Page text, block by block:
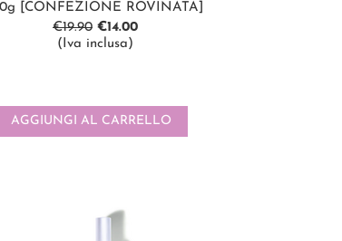
[CONFEZIONE ROVINATA]
€19.90 €14.00
(Iva inclusa)
AGGIUNGI AL CARRELLO